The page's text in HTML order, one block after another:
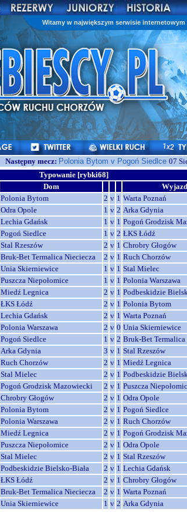
Witamy w największym serwisie
Następny mecz: Polonia Bytom v Pogoń Siedlce 07
Typowanie [rybki68]
Dom
Wyjazd
Polonia Bytom 2 v 1 Warta Poznań
Odra Opole 1 v 2 Arka Gdynia
Lechia Gdańsk 1 v 1 Pogoń Grodzisk
Pogoń Siedlce 1 v 2 ŁKS Łódź
Stal Rzeszów 2 v 1 Chrobry Głogów
Bruk-Bet Termalica Nieciecza 2 v 1 Ruch Chorzów
Unia Skierniewice 1 v 1 Stal Mielec
Puszcza Niepołomice 1 v 1 Polonia Warszawa
Miedź Legnica 2 v 1 Podbeskidzie
ŁKS Łódź 2 v 1 Polonia Bytom
Lechia Gdańsk 2 v 1 Warta Poznań
Polonia Warszawa 2 v 0 Unia Skierniewice
Pogoń Siedlce 1 v 2 Bruk-Bet Termalica
Arka Gdynia 3 v 1 Stal Rzeszów
Ruch Chorzów 2 v 1 Miedź Legnica
Stal Mielec 2 v 1 Podbeskidzie
Pogoń Grodzisk Mazowiecki 2 v 1 Puszcza
Chrobry Głogów 2 v 1 Odra Opole
Polonia Bytom 2 v 1 Pogoń Siedlce
Polonia Warszawa 2 v 1 Ruch Chorzów
Miedź Legnica 2 v 1 Pogoń Grodzisk
Puszcza Niepołomice 2 v 1 Odra Opole
Stal Mielec 2 v 1 Stal Rzeszów
Podbeskidzie Bielsko-Biała 2 v 1 Lechia Gdańsk
ŁKS Łódź 2 v 1 Chrobry Głogów
Bruk-Bet Termalica Nieciecza 2 v 1 Warta Poznań
Unia Skierniewice 1 v 2 Arka Gdynia